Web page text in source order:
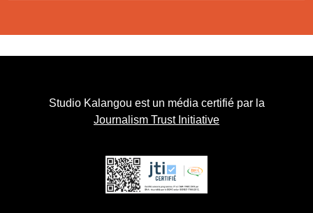
Studio Kalangou est un média certifié par la
Journalism Trust Initiative